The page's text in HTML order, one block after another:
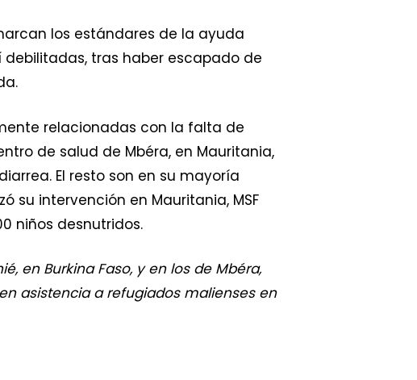
los estándares de la ayuda
tras haber escapado de
relacionadas con la falta de
de salud de Mbéra, en Mauritania,
El resto son en su mayoría
su intervención en Mauritania, MSF
niños desnutridos.
en Burkina Faso, y en los de Mbéra,
asistencia a refugiados malienses en